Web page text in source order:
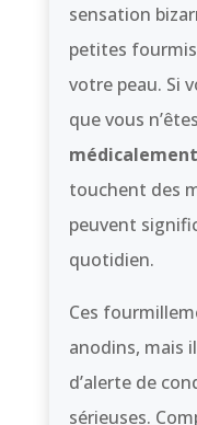
sensation
petites
votre peau. Si
que vous
touchent des
peuvent
quotidien.
Ces
anodins, mais
d’alerte de
sérieuses.